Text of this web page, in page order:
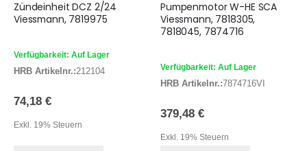
Zündeinheit DCZ 2/24
Viessmann, 7819975
Verfügbarkeit: Auf Lager
HRB Artikelnr.:212104
74,18 €
Exkl. 19% Steuern
Pumpenmotor W-HE SCA
Viessmann, 7818305,
7818045, 7874716
Verfügbarkeit: Auf Lager
HRB Artikelnr.:7874716VI
379,48 €
Exkl. 19% Steuern